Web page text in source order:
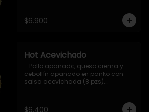
$6.900
Hot Acevichado
- Pollo apanado, queso crema y
cebollín apanado en panko con
salsa acevichada (8 pzs).
$6.400